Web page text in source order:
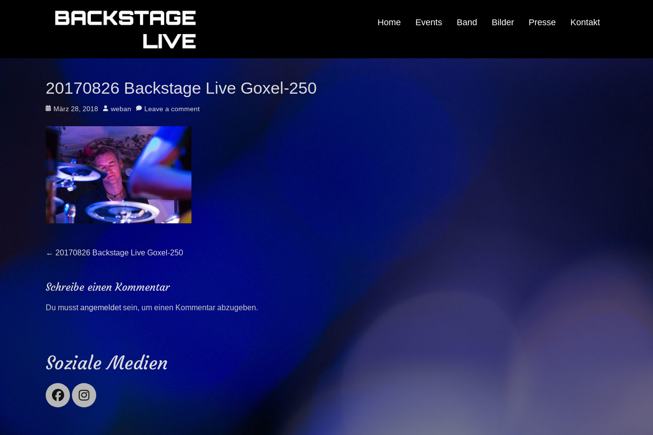
Home Events Band Bilder Presse Kontakt
20170826 Backstage Live Goxel-250
Posted
März 28, 2018 Author
weban Leave a comment
Beitragsnavigation
← Previous
20170826 Backstage Live Goxel-250
Schreibe einen Kommentar
Du musstangemeldetsein, um einen Kommentar abzugeben.
Soziale Medien
Facebook
Instagram